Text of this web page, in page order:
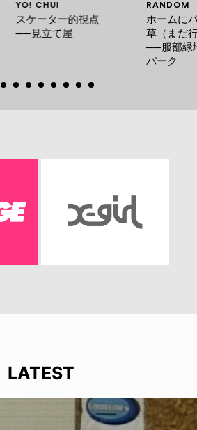
YO! CHUI
スケーター的視点
──見立て屋
RANDOM
ホームに
草（まだ
──服部緑
パーク
LATEST